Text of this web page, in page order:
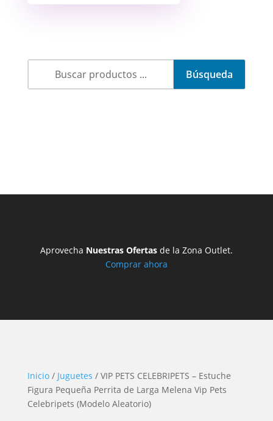
Aprovecha Nuestras Ofertasde la Zona Outlet.
Comprar ahora
Inicio/ Juguetes / VIP PETS CELEBRIPETS – Estuche
Figura Pequeña Perrita de Larga Melena Vip Pets
Celebripets (Modelo Aleatorio)